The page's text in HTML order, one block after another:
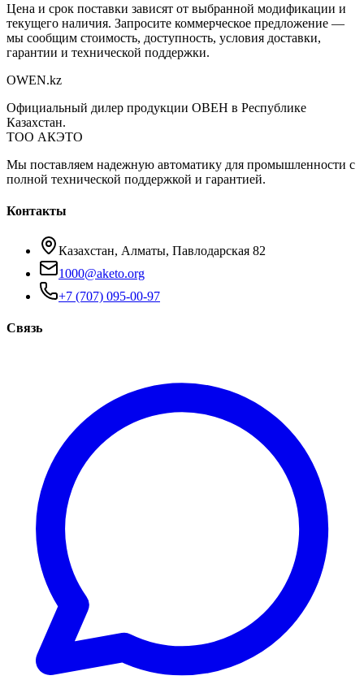
Цена и срок поставки зависят от выбранной модификации и
текущего наличия. Запросите коммерческое предложение —
мы сообщим стоимость, доступность, условия доставки,
гарантии и технической поддержки.
OWEN.kz
Официальный дилер продукции ОВЕН в Республике
Казахстан.
ТОО АКЭТО
Мы поставляем надежную автоматику для промышленности с
полной технической поддержкой и гарантией.
Контакты
Казахстан, Алматы, Павлодарская 82
1000@aketo.org
+7 (707) 095-00-97
Связь